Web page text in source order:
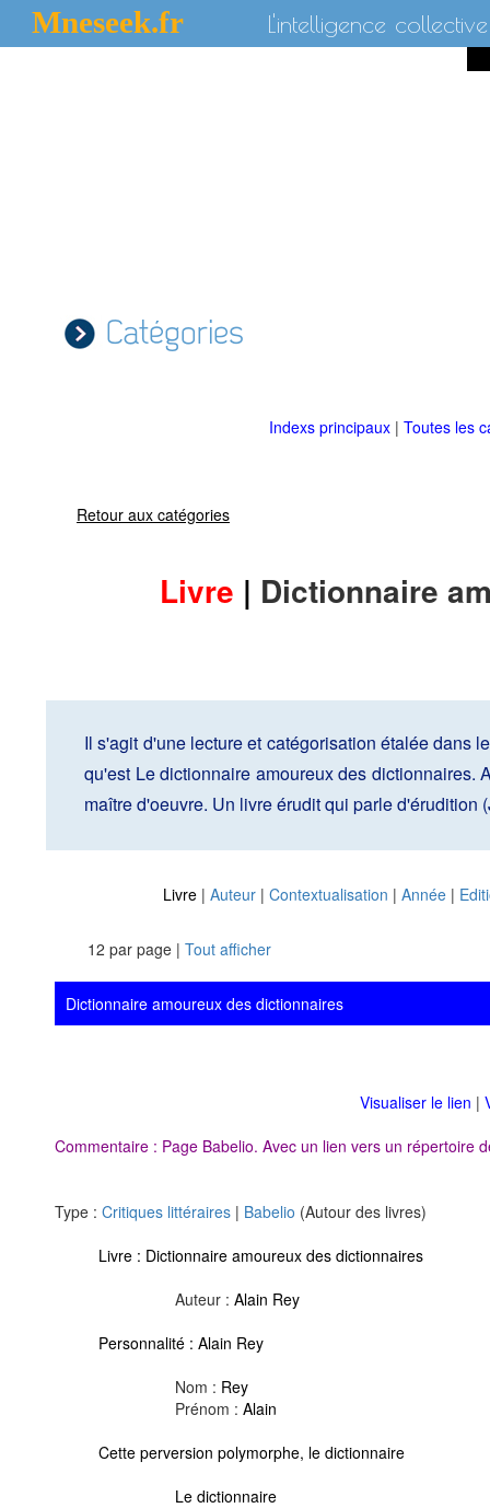
Mneseek.fr L'intelligence collective
Catégories
Indexs principaux | Toutes les
Retour aux catégories
Livre | Dictionnaire
Il s'agit d'une lecture et catégorisation étalée dans
qu'est Le dictionnaire amoureux des dictionnaires.
maître d'oeuvre. Un livre érudit qui parle d'érudition
Livre | Auteur | Contextualisation | Année |
12 par page | Tout afficher
Dictionnaire amoureux des dictionnaires
Visualiser le lien |
Commentaire : Page Babelio. Avec un lien vers un répertoire
Type : Critiques littéraires | Babelio (Autour des livres)
Livre : Dictionnaire amoureux des dictionnaires
Auteur : Alain Rey
Personnalité : Alain Rey
Nom : Rey
Prénom : Alain
Cette perversion polymorphe, le dictionnaire
Le dictionnaire